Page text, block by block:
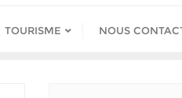
TOURISME NOUS